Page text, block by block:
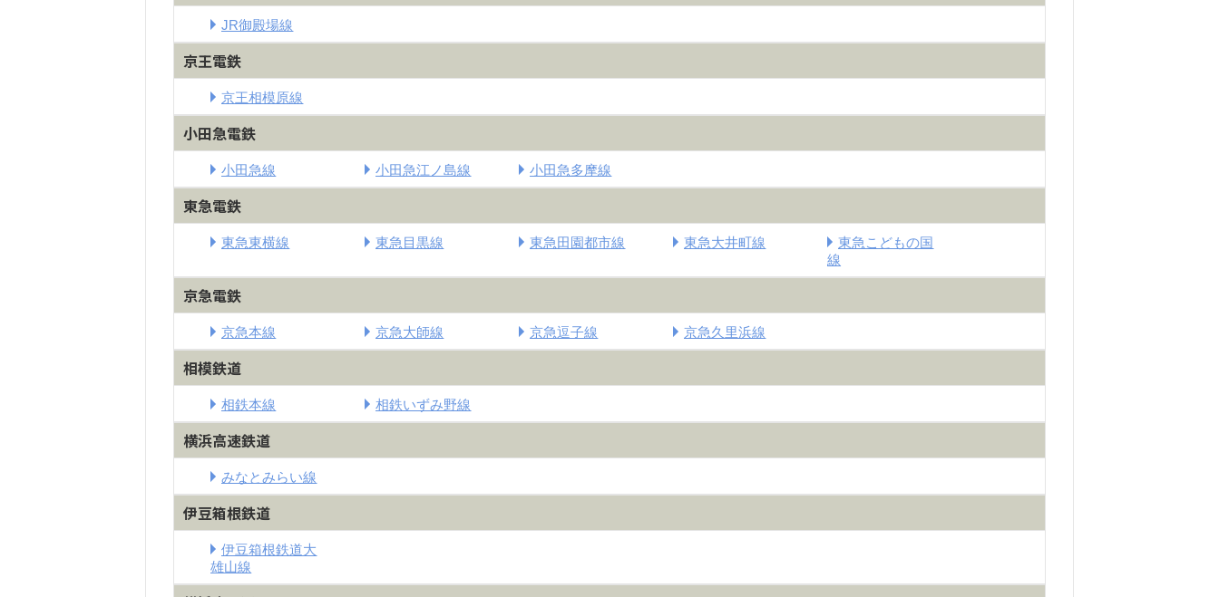
JR御殿場線
京王電鉄
京王相模原線
小田急電鉄
小田急線 小田急江ノ島線 小田急多摩線
東急電鉄
東急東横線 東急目黒線 東急田園都市線 東急大井町線
東急こどもの国
線
京急電鉄
京急本線 京急大師線 京急逗子線 京急久里浜線
相模鉄道
相鉄本線 相鉄いずみ野線
横浜高速鉄道
みなとみらい線
伊豆箱根鉄道
伊豆箱根鉄道大
雄山線